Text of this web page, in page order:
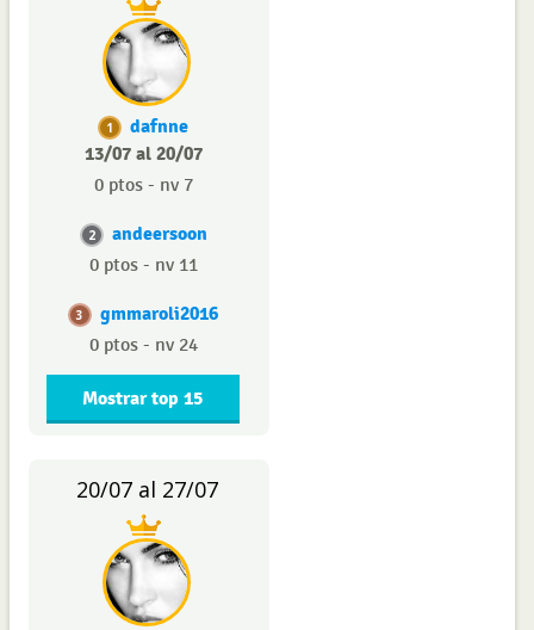
1
dafnne
13/07 al 20/07
0 ptos - nv 7
2 andeersoon
0 ptos - nv 11
3 gmmaroli2016
0 ptos - nv 24
Mostrar top 15
20/07 al 27/07